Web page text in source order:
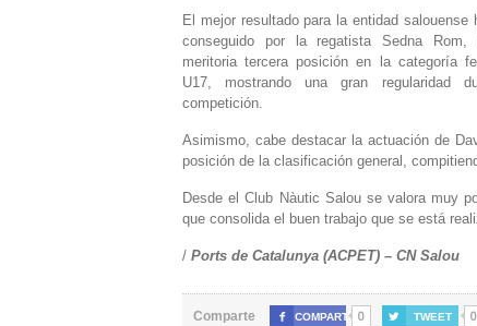
El mejor resultado para la entidad salouense
conseguido por la regatista Sedna Rom,
meritoria tercera posición en la categoría
U17, mostrando una gran regularidad
competición.
Asimismo, cabe destacar la actuación de
posición de la clasificación general,
Desde el Club Nàutic Salou se valora muy
que consolida el buen trabajo que se está
/ Ports de Catalunya (ACPET) – CN Salou
Comparte  COMPARTE 0  TWEET 0